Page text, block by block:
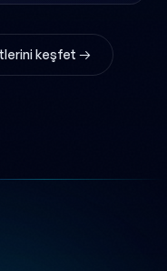
keşfet →